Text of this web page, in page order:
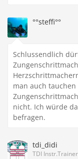
°°steffi°°
Schlussendlich
man auch
nicht. Ich würde
befragen.
tdi_didi
TDI Instr.Trainer